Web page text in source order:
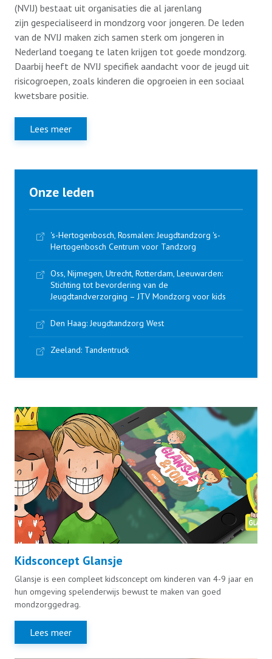
(NVIJ) bestaat uit organisaties die al jarenlang
zijn gespecialiseerd in mondzorg voor jongeren. De leden
van de NVIJ maken zich samen sterk om jongeren in
Nederland toegang te laten krijgen tot goede mondzorg.
Daarbij heeft de NVIJ specifiek aandacht voor de jeugd uit
risicogroepen, zoals kinderen die opgroeien in een sociaal
kwetsbare positie.
Lees meer
Onze leden
's-Hertogenbosch, Rosmalen: Jeugdtandzorg 's-
Hertogenbosch Centrum voor Tandzorg
Oss, Nijmegen, Utrecht, Rotterdam, Leeuwarden:
Stichting tot bevordering van de
Jeugdtandverzorging – JTV Mondzorg voor kids
Den Haag: Jeugdtandzorg West
Zeeland: Tandentruck
Kidsconcept Glansje
Glansje is een compleet kidsconcept om kinderen van 4-9 jaar en
hun omgeving spelenderwijs bewust te maken van goed
mondzorggedrag.
Lees meer